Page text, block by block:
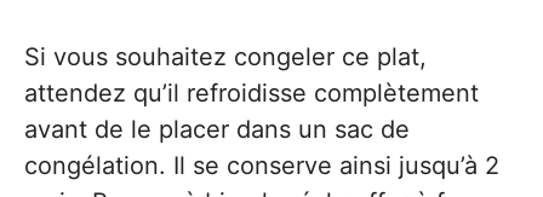
Si vous souhaitez congeler ce plat,
attendez qu’il refroidisse complètement
avant de le placer dans un sac de
congélation. Il se conserve ainsi jusqu’à 2